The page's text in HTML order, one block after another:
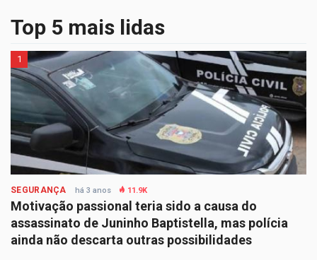
Top 5 mais lidas
SEGURANÇA há 3 anos 11.9K
Motivação passional teria sido a causa do
assassinato de Juninho Baptistella, mas polícia
ainda não descarta outras possibilidades
1